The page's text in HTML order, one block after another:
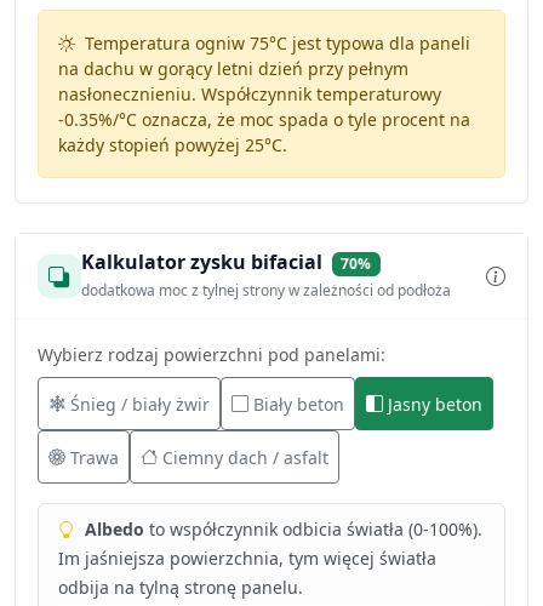
Temperatura ogniw 75°C jest typowa dla paneli
na dachu w gorący letni dzień przy pełnym
nasłonecznieniu. Współczynnik temperaturowy
-0.35%/°Coznacza, że moc spada o tyle procent na
każdy stopień powyżej 25°C.
Kalkulator zysku bifacial
70%
dodatkowa moc z tylnej strony w zależności od podłoża
Wybierz rodzaj powierzchni pod panelami:
Śnieg / biały żwir Biały beton Jasny beton
Trawa Ciemny dach / asfalt
Albedo to współczynnik odbicia światła (0-100%).
Im jaśniejsza powierzchnia, tym więcej światła
odbija na tylną stronę panelu.